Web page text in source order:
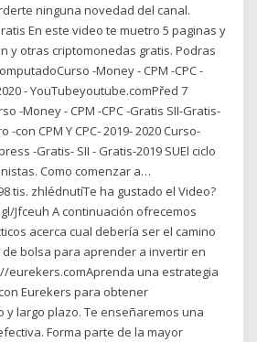
ninguna novedad del canal.
En este video te muetro 5 paginas y
y otras criptomonedas gratis. Podras
-Money - CPM -CPC -
- YouTubeyoutube.comPřed 7
-Money - CPM -CPC -Gratis SII-Gratis-
-con CPM Y CPC- 2019- 2020 Curso-
-Gratis- SII - Gratis-2019 SUEl ciclo
Como comenzar a…
tis. zhlédnutíTe ha gustado el Video?
Jfceuh A continuación ofrecemos
acerca cual debería ser el camino
bolsa para aprender a invertir en
eurekers.comAprenda una estrategia
Eurekers para obtener
y largo plazo. Te enseñaremos una
Forma parte de la mayor